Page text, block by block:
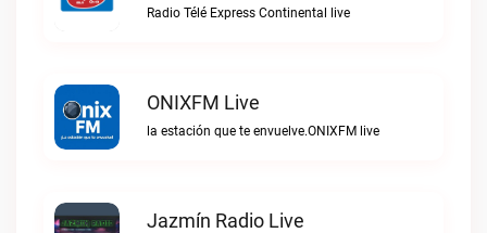
Radio Télé Express Continental live
ONIXFM Live
la estación que te envuelve.ONIXFM live
Jazmín Radio Live